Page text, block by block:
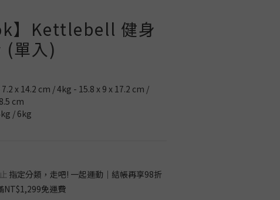
】Kettlebell 健身
(單入)
x 14.2 cm / 4kg - 15.8 x 9 x 17.2 cm /
cm
/ 6kg
指定分類，走吧! 一起運動｜結帳再享98折
NT$1,299免運費